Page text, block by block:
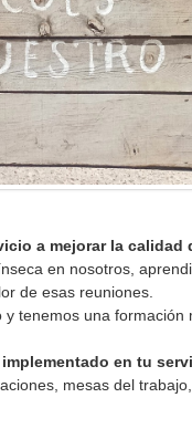
a mejorar la calidad
en nosotros,
de esas reuniones.
tenemos una
en tu
mesas del